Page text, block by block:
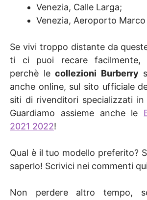
Venezia, Calle Larga;
Venezia, Aeroporto Marco
Se vivi troppo distante da
ti ci puoi recare facilmente,
perchè lecollezioni Burberry
anche online, sul sito ufficiale
siti di rivenditori specializzati in
Guardiamo assieme anche le
2021 2022!
Qual è il tuo modello preferito?
saperlo! Scrivici nei commenti
Non perdere altro tempo,